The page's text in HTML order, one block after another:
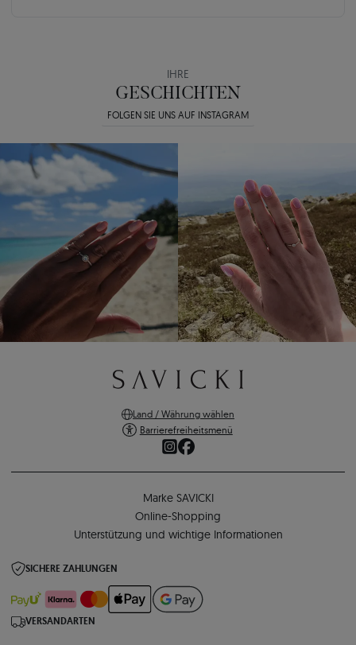
IHRE
GESCHICHTEN
FOLGEN SIE UNS AUF INSTAGRAM
Land / Währung wählen
Barrierefreiheitsmenü
Marke SAVICKI
Online-Shopping
Unterstützung und wichtige Informationen
SICHERE ZAHLUNGEN
VERSANDARTEN